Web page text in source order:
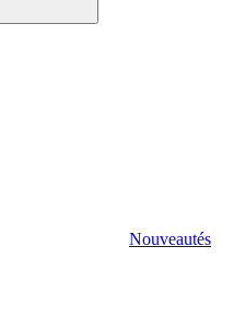
Nouveautés